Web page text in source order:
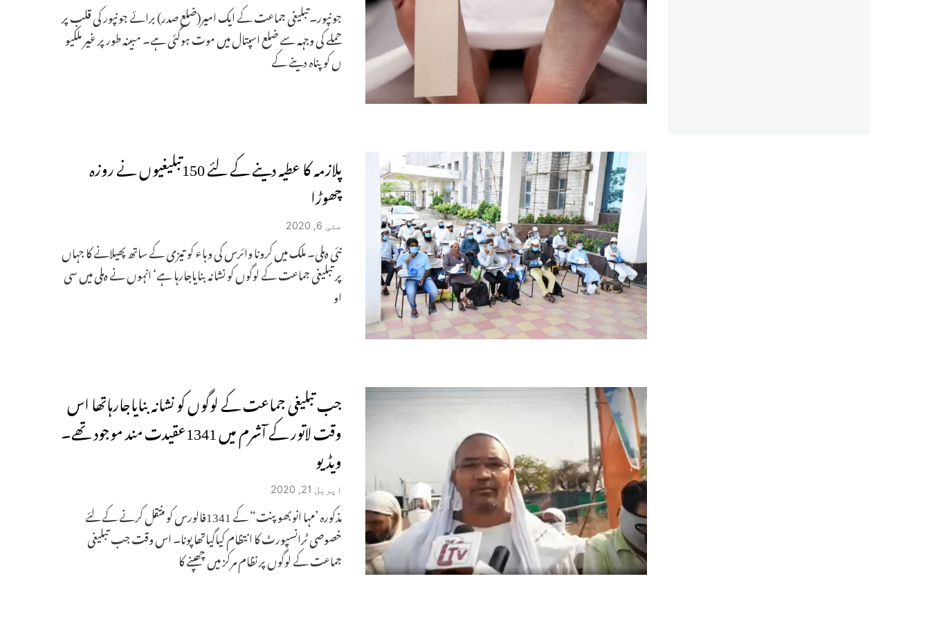
جونپور۔تبلیغی جماعت کے ایک امیر(ضلع صدر) برائے جونپور کی قلب پر
حملے کی وجہہ سے ضلع اسپتال میں موت ہوگئی ہے۔ مبینہ طور پر غیر ملکیو
ں کوپناہ دینے کے
پلازمہ کا عطیہ دینے کے لئے 150تبلیغیوں نے روزہ
چھوڑا
مئی 6, 2020
نئی دہلی۔ ملک میں کرونا وائرس کی وباء کو تیزی کے ساتھ پھیلانے کا جہاں
پر تبلیغی جماعت کے لوگوں کو نشانہ بنایاجارہا ہے‘ انہوں نے دہلی میں سی
او
جب تبلیغی جماعت کے لوگوں کو نشانہ بنایاجارہاتھا اس
وقت لاتور کے آشرم میں 1341عقیدت مند موجود تھے۔
ویڈیو
اپریل 21, 2020
مذکورہ ’مہا انوبھو پنت“ کے 1341فالورس کو منتقل کرنے کے لئے
خصوصی ٹرانسپورٹ کا انتظام کیاگیاتھا پونا۔ اس وقت جب تبلیغی
جماعت کے لوگوں پر نظام مرکز میں چھپنے کا